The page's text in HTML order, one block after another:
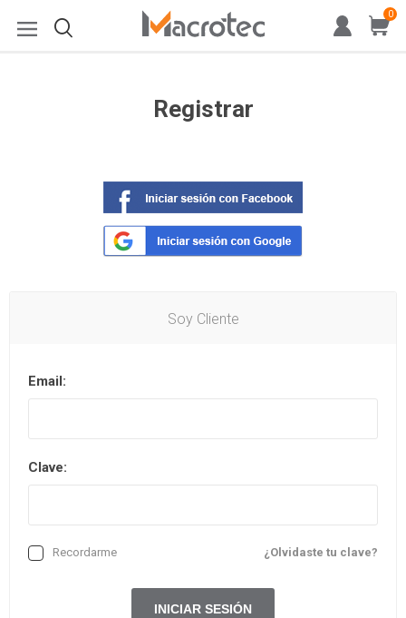
0
Registrar
Soy Cliente
Email:
Clave:
¿Olvidaste tu clave?
Recordarme